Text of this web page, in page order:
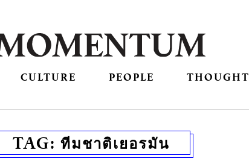
CULTURE PEOPLE THOUGHT
TAG: ทีมชาติเยอรมัน